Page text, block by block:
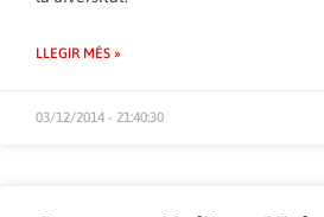
LLEGIR MÉS »
03/12/2014 - 21:40:30